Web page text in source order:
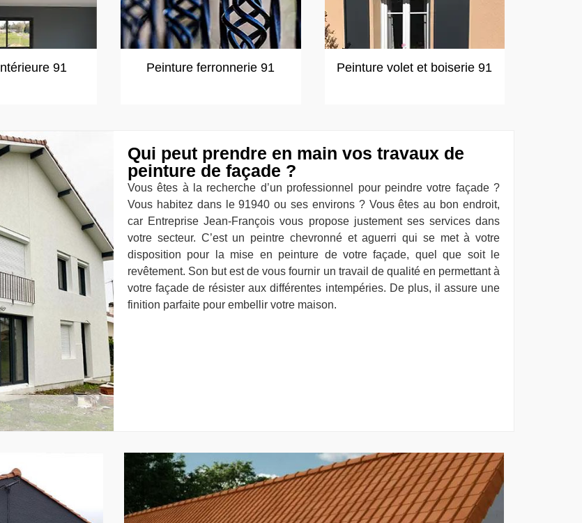
91 Peinture ferronnerie 91 Peinture volet et boiserie 91
Qui peut prendre en main vos travaux de
peinture de façade ?
Vous êtes à la recherche d’un professionnel pour peindre votre façade ?
Vous habitez dans le 91940 ou ses environs ? Vous êtes au bon endroit,
car Entreprise Jean-François vous propose justement ses services dans
votre secteur. C’est un peintre chevronné et aguerri qui se met à votre
disposition pour la mise en peinture de votre façade, quel que soit le
revêtement. Son but est de vous fournir un travail de qualité en permettant à
votre façade de résister aux différentes intempéries. De plus, il assure une
finition parfaite pour embellir votre maison.